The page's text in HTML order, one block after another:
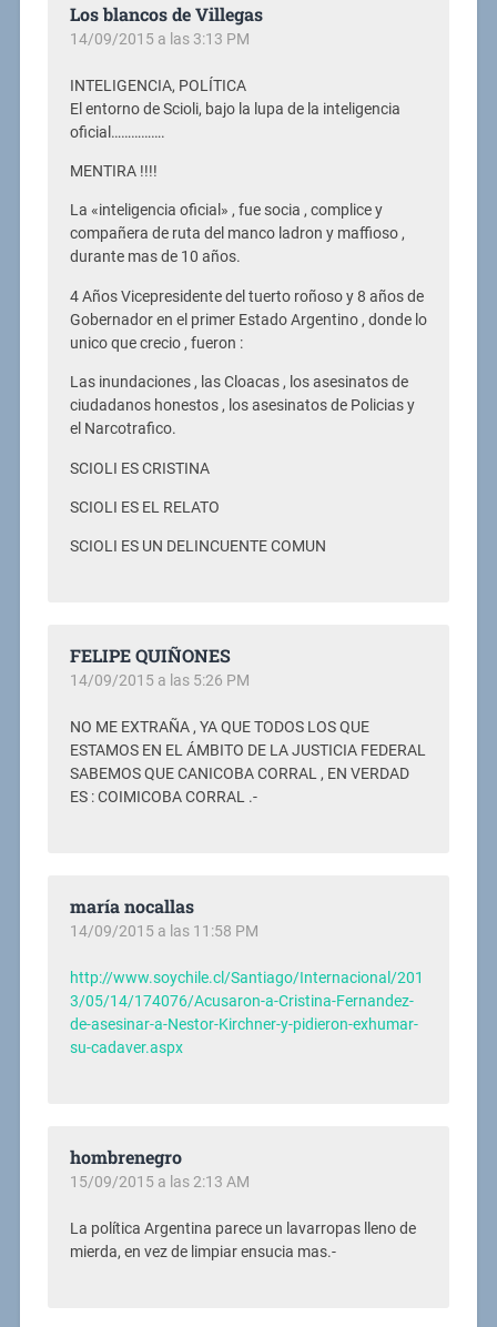
Los blancos de Villegas
14/09/2015 a las 3:13 PM
INTELIGENCIA, POLÍTICA
El entorno de Scioli, bajo la lupa de la inteligencia
oficial…………….
MENTIRA !!!!
La «inteligencia oficial» , fue socia , complice y
compañera de ruta del manco ladron y maffioso ,
durante mas de 10 años.
4 Años Vicepresidente del tuerto roñoso y 8 años de
Gobernador en el primer Estado Argentino , donde lo
unico que crecio , fueron :
Las inundaciones , las Cloacas , los asesinatos de
ciudadanos honestos , los asesinatos de Policias y
el Narcotrafico.
SCIOLI ES CRISTINA
SCIOLI ES EL RELATO
SCIOLI ES UN DELINCUENTE COMUN
FELIPE QUIÑONES
14/09/2015 a las 5:26 PM
NO ME EXTRAÑA , YA QUE TODOS LOS QUE
ESTAMOS EN EL ÁMBITO DE LA JUSTICIA FEDERAL
SABEMOS QUE CANICOBA CORRAL , EN VERDAD
ES : COIMICOBA CORRAL .-
maría nocallas
14/09/2015 a las 11:58 PM
http://www.soychile.cl/Santiago/Internacional/201
3/05/14/174076/Acusaron-a-Cristina-Fernandez-
de-asesinar-a-Nestor-Kirchner-y-pidieron-exhumar-
su-cadaver.aspx
hombrenegro
15/09/2015 a las 2:13 AM
La política Argentina parece un lavarropas lleno de
mierda, en vez de limpiar ensucia mas.-